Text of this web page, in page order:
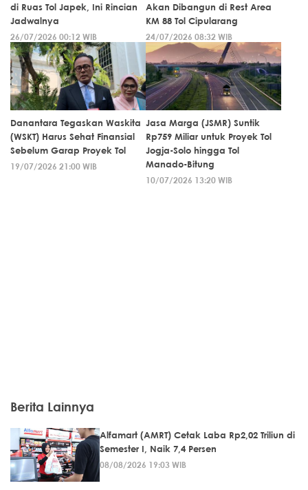
di Ruas Tol Japek, Ini Rincian
Jadwalnya
26/07/2026 00:12 WIB
Akan Dibangun di Rest Area
KM 88 Tol Cipularang
24/07/2026 08:32 WIB
Danantara Tegaskan Waskita
(WSKT) Harus Sehat Finansial
Sebelum Garap Proyek Tol
19/07/2026 21:00 WIB
Jasa Marga (JSMR) Suntik
Rp759 Miliar untuk Proyek Tol
Jogja-Solo hingga Tol
Manado-Bitung
10/07/2026 13:20 WIB
Berita Lainnya
Alfamart (AMRT) Cetak Laba Rp2,02 Triliun di
Semester I, Naik 7,4 Persen
08/08/2026 19:03 WIB